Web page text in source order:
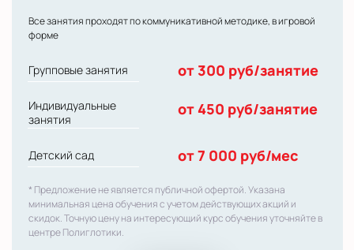
Все занятия проходят по коммуникативной методике, в игровой
форме
Групповые занятия от 300 руб/занятие
Индивидуальные
занятия
от 450 руб/занятие
Детский сад от 7 000 руб/мес
* Предложение не является публичной офертой. Указана
минимальная цена обучения с учетом действующих акций и
скидок. Точную цену на интересующий курс обучения уточняйте в
центре Полиглотики.